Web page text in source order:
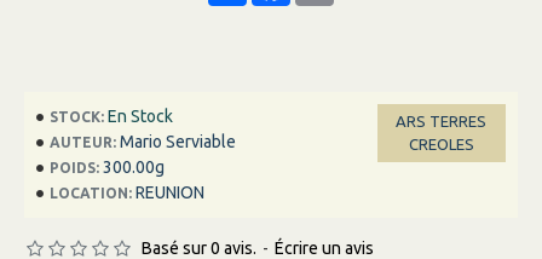
STOCK: En Stock
AUTEUR: Mario Serviable
POIDS: 300.00g
LOCATION: REUNION
ARS TERRES
CREOLES
Basé sur 0 avis. - Écrire un avis